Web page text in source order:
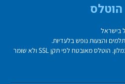
בישראל
והצעות נופש בלעדיות.
הזמנה באתר ללא חיוב, התשלום במלון. הוטלס מאובטח לפי תקן SSL ולא שומר